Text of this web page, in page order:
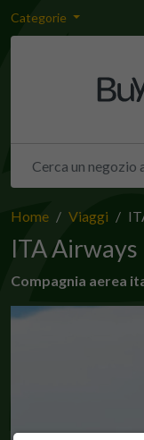
Categorie
Home Viaggi
ITA Airways
Compagnia aerea